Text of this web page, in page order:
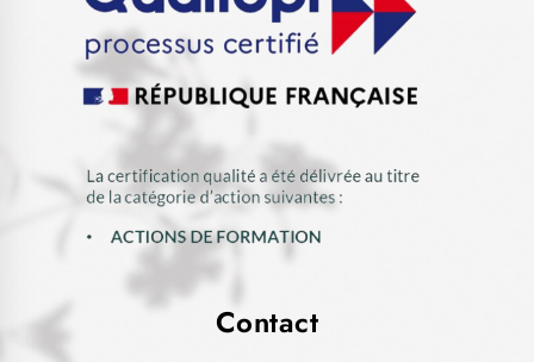
Contact